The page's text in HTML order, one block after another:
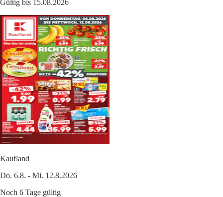
Gültig bis 15.08.2026
Kaufland
Do. 6.8. - Mi. 12.8.2026
Noch 6 Tage gültig